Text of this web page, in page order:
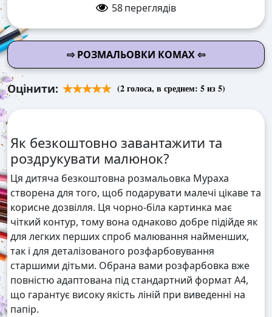
58переглядів
⇨ РОЗМАЛЬОВКИ КОМАХ ⇦
Оцінити: (2голоса, в среднем: 5из 5)
Як безкоштовно завантажити та
роздрукувати малюнок?
Ця дитяча безкоштовна розмальовка Мураха
створена для того, щоб подарувати малечі цікаве та
корисне дозвілля. Ця чорно-біла картинка має
чіткий контур, тому вона однаково добре підійде як
для легких перших спроб малювання найменших,
так і для деталізованого розфарбовування
старшими дітьми. Обрана вами розфарбовка вже
повністю адаптована під стандартний формат А4,
що гарантує високу якість ліній при виведенні на
папір.